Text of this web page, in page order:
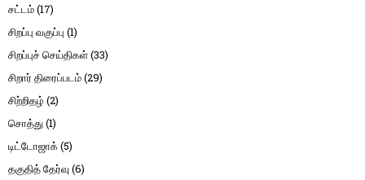
சட்டம்(17)
சிறப்பு வகுப்பு (1)
சிறப்புச் செய்திகள்(33)
சிறார் திரைப்படம்(29)
சிற்றிதழ் (2)
சொத்து(1)
டிட்டோஜாக்(5)
தகுதித் தேர்வு (6)